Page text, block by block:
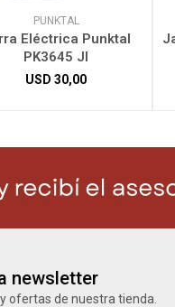
PUNKTAL
Eléctrica Punktal
PK3645 JI
USD 30,00
newsletter
ofertas de nuestra tienda.